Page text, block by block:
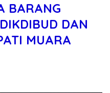
BARANG
DAN
MUARA